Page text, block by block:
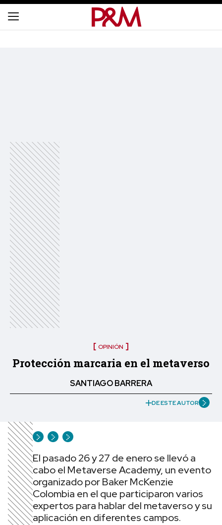
OPINIÓN
Protección marcaria en el metaverso
SANTIAGO BARRERA
DE ESTE AUTOR
El pasado 26 y 27 de enero se llevó a
cabo el Metaverse Academy, un evento
organizado por Baker McKenzie
Colombia en el que participaron varios
expertos para hablar del metaverso y su
aplicación en diferentes campos.